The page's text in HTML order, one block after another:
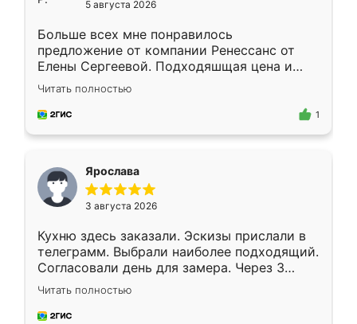
5 августа 2026
Больше всех мне понравилось
предложение от компании Ренессанс от
Елены Сергеевой. Подходяшщая цена и
короткие сроки изготовления. Приехавший
для замера сотрудник Владислав
предложил по моему эскизу самый
Читать полностью
1
Ярослава
3 августа 2026
Кухню здесь заказали. Эскизы прислали в
телеграмм. Выбрали наиболее подходящий.
Согласовали день для замера. Через 3
недели кухня была уже готова. Остались
довольны работой. Спасибо Ренессанс
мебель за качественную работу!
Читать полностью